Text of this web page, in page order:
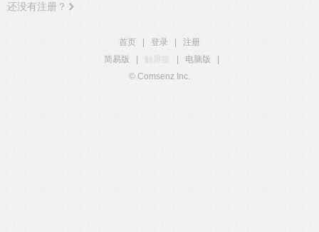
还没有注册？
首页 登录
注册
简易版
触屏版 电脑版
© Comsenz Inc.